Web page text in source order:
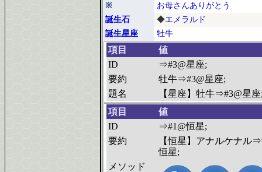
※
お母さんありがとう
誕生石
◆エメラルド
誕生星座
牡牛
項目
値
ID
⇒#3@星座;
要約
牡牛⇒#3@星座;
題名
【星座】牡牛⇒#3@星
項目
値
ID
⇒#1@恒星;
要約
【恒星】アナルケナル
恒星;
メソッド